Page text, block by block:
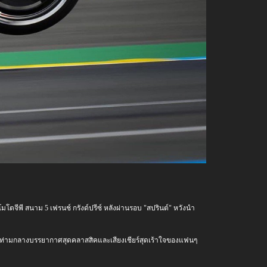
โตจีพี สนาม 5 เฟรนช์ กรังด์ปรีซ์ หลังผ่านรอบ "สปรินต์" หวังนำ
มกลางบรรยากาศสุดคลาสสิคและเสียงเชียร์สุดเร้าใจของแฟนๆ